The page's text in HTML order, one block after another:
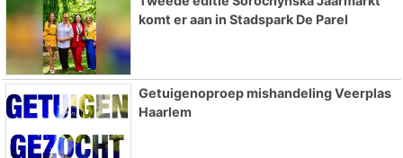
komt er aan in Stadspark De Parel
Getuigenoproep mishandeling Veerplas
Haarlem